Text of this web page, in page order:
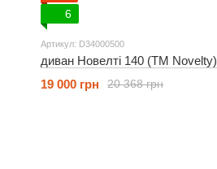
6
Артикул: D34000500
диван Новелті 140 (ТМ Novelty)
20 368 грн
19 000 грн